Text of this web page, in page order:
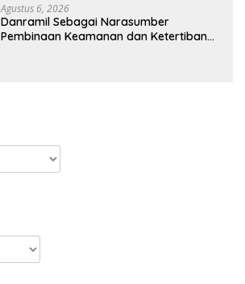
Agustus 6, 2026
Danramil Sebagai Narasumber
Pembinaan Keamanan dan Ketertiban